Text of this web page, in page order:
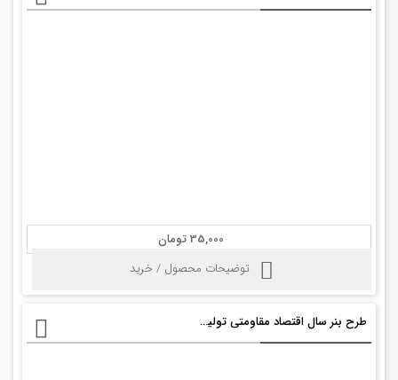
35,000 تومان
توضیحات محصول / خرید
طرح بنر سال اقتصاد مقاومتی تولید اشتغال